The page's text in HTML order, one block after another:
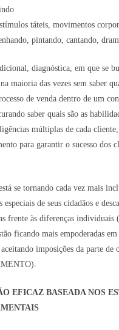
táteis, movimentos
pintando, cantando,
diagnóstica, em que se
maioria das vezes sem saber
de venda dentro de um
saber quais são as
múltiplas de cada
para garantir o sucesso dos
se tornando cada vez mais
especiais de seus cidadãos e
frente às diferenças individuais
ficando mais empoderadas
imposições da parte de
EFICAZ BASEADA NOS